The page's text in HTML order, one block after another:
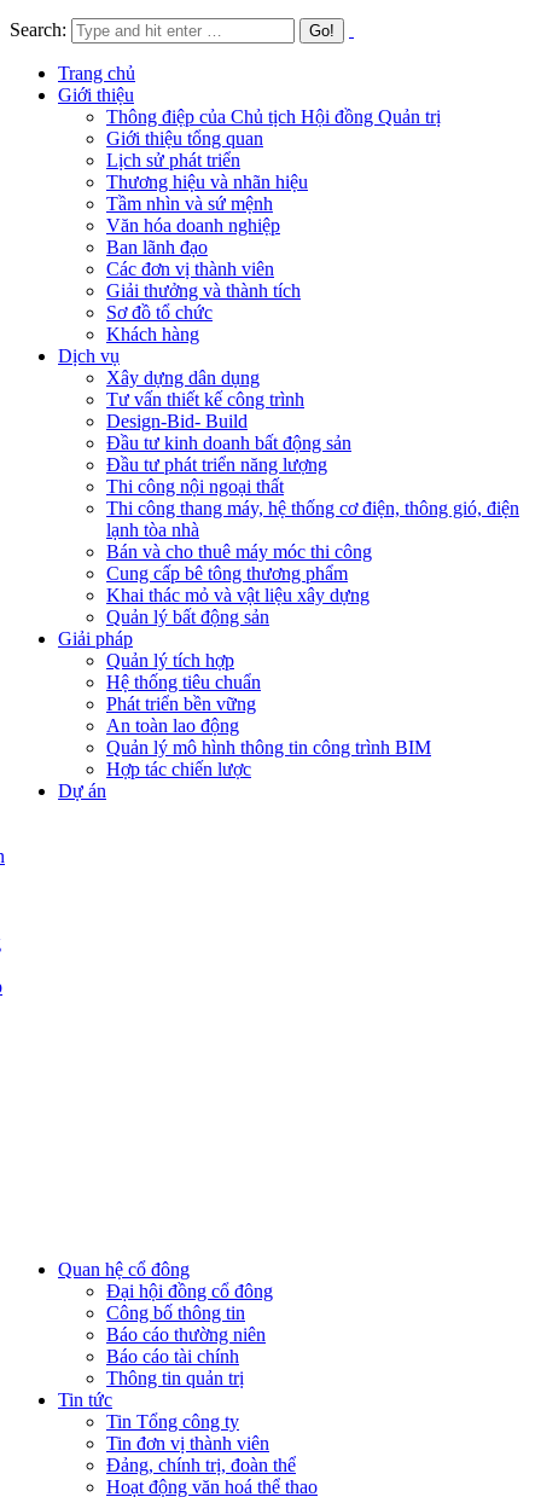
Search:
Trang chủ
Giới thiệu
Thông điệp của Chủ tịch Hội đồng Quản trị
Giới thiệu tổng quan
Lịch sử phát triển
Thương hiệu và nhãn hiệu
Tầm nhìn và sứ mệnh
Văn hóa doanh nghiệp
Ban lãnh đạo
Các đơn vị thành viên
Giải thưởng và thành tích
Sơ đồ tổ chức
Khách hàng
Dịch vụ
Xây dựng dân dụng
Tư vấn thiết kế công trình
Design-Bid- Build
Đầu tư kinh doanh bất động sản
Đầu tư phát triển năng lượng
Thi công nội ngoại thất
Thi công thang máy, hệ thống cơ điện, thông gió, điện
lạnh tòa nhà
Bán và cho thuê máy móc thi công
Cung cấp bê tông thương phẩm
Khai thác mỏ và vật liệu xây dựng
Quản lý bất động sản
Giải pháp
Quản lý tích hợp
Hệ thống tiêu chuẩn
Phát triển bền vững
An toàn lao động
Quản lý mô hình thông tin công trình BIM
Hợp tác chiến lược
Dự án
Quan hệ cổ đông
Đại hội đồng cổ đông
Công bố thông tin
Báo cáo thường niên
Báo cáo tài chính
Thông tin quản trị
Tin tức
Tin Tổng công ty
Tin đơn vị thành viên
Đảng, chính trị, đoàn thể
Hoạt động văn hoá thể thao